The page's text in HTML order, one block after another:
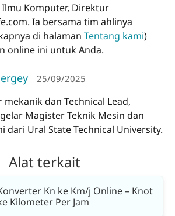
Ilmu Komputer, Direktur
Ia bersama tim ahlinya
di halaman Tentang kami)
online ini untuk Anda.
25/09/2025
mekanik dan Technical Lead,
Magister Teknik Mesin dan
dari Ural State Technical University.
Alat terkait
Kn ke Km/j Online – Knot
Kilometer Per Jam